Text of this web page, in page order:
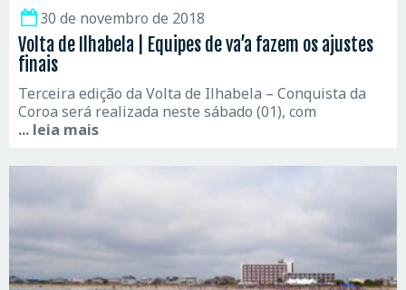
30 de novembro de 2018
Volta de Ilhabela | Equipes de va’a fazem os ajustes
finais
Terceira edição da Volta de Ilhabela – Conquista da
Coroa será realizada neste sábado (01), com
... leia mais